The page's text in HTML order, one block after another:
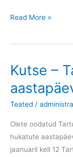
Läheme
tantsupeole!
Read More »
Kutse –
Teated /
Olete oodatud
hukatute
jaanuaril kell 12